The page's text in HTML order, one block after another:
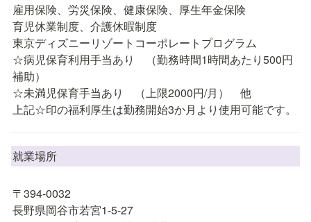
雇用保険、労災保険、健康保険、厚生年金保険
育児休業制度、介護休暇制度
東京ディズニーリゾートコーポレートプログラム
☆病児保育利用手当あり　（勤務時間1時間あたり500円
補助）
☆未満児保育手当あり　（上限2000円/月）　他
上記☆印の福利厚生は勤務開始3か月より使用可能です。
就業場所
〒394-0032
長野県岡谷市若宮1-5-27